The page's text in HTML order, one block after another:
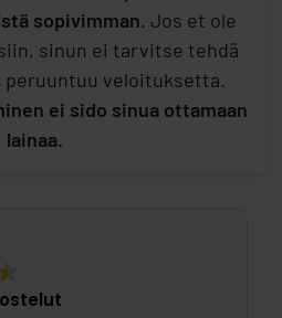
sopivimman. Jos et ole
sinun ei tarvitse tehdä
peruuntuu veloituksetta.
ei sido sinua ottamaan
lainaa.